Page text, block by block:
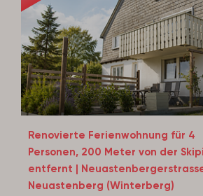
Renovierte Ferienwohnung für 4
Personen, 200 Meter von der
entfernt |
Neuastenberg (Winterberg)